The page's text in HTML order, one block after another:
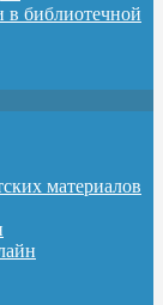
в библиотечной
материалов